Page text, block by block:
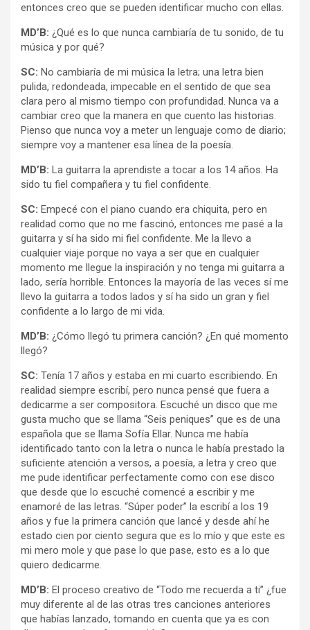
entonces creo que se pueden identificar mucho con ellas.
MD’B: ¿Qué es lo que nunca cambiaría de tu sonido, de tu
música y por qué?
SC: No cambiaría de mi música la letra; una letra bien
pulida, redondeada, impecable en el sentido de que sea
clara pero al mismo tiempo con profundidad. Nunca va a
cambiar creo que la manera en que cuento las historias.
Pienso que nunca voy a meter un lenguaje como de diario;
siempre voy a mantener esa línea de la poesía.
MD’B: La guitarra la aprendiste a tocar a los 14 años. Ha
sido tu fiel compañera y tu fiel confidente.
SC: Empecé con el piano cuando era chiquita, pero en
realidad como que no me fascinó, entonces me pasé a la
guitarra y sí ha sido mi fiel confidente. Me la llevo a
cualquier viaje porque no vaya a ser que en cualquier
momento me llegue la inspiración y no tenga mi guitarra a
lado, sería horrible. Entonces la mayoría de las veces sí me
llevo la guitarra a todos lados y sí ha sido un gran y fiel
confidente a lo largo de mi vida.
MD’B: ¿Cómo llegó tu primera canción? ¿En qué momento
llegó?
SC: Tenía 17 años y estaba en mi cuarto escribiendo. En
realidad siempre escribí, pero nunca pensé que fuera a
dedicarme a ser compositora. Escuché un disco que me
gusta mucho que se llama “Seis peniques” que es de una
española que se llama Sofía Ellar. Nunca me había
identificado tanto con la letra o nunca le había prestado la
suficiente atención a versos, a poesía, a letra y creo que
me pude identificar perfectamente como con ese disco
que desde que lo escuché comencé a escribir y me
enamoré de las letras. “Súper poder” la escribí a los 19
años y fue la primera canción que lancé y desde ahí he
estado cien por ciento segura que es lo mío y que este es
mi mero mole y que pase lo que pase, esto es a lo que
quiero dedicarme.
MD’B: El proceso creativo de “Todo me recuerda a ti” ¿fue
muy diferente al de las otras tres canciones anteriores
que habías lanzado, tomando en cuenta que ya es con